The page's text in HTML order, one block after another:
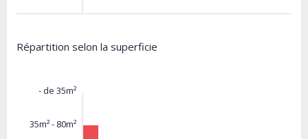
Répartition selon la superficie
- de 35m²
35m² - 80m²